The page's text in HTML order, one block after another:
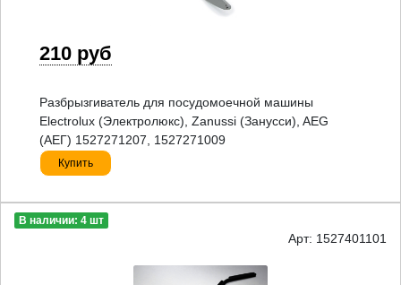
210 руб
Разбрызгиватель для посудомоечной машины
Electrolux (Электролюкс), Zanussi (Занусси), AEG
(АЕГ) 1527271207, 1527271009
Купить
В наличии: 4 шт
Арт: 1527401101